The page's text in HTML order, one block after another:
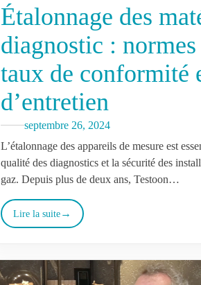
Étalonnage des
diagnostic :
taux de conformité
d’entretien
septembre 26, 2024
L’étalonnage des appareils de mesure est
qualité des diagnostics et la sécurité des
gaz. Depuis plus de deux ans, Testoon…
Lire la suite